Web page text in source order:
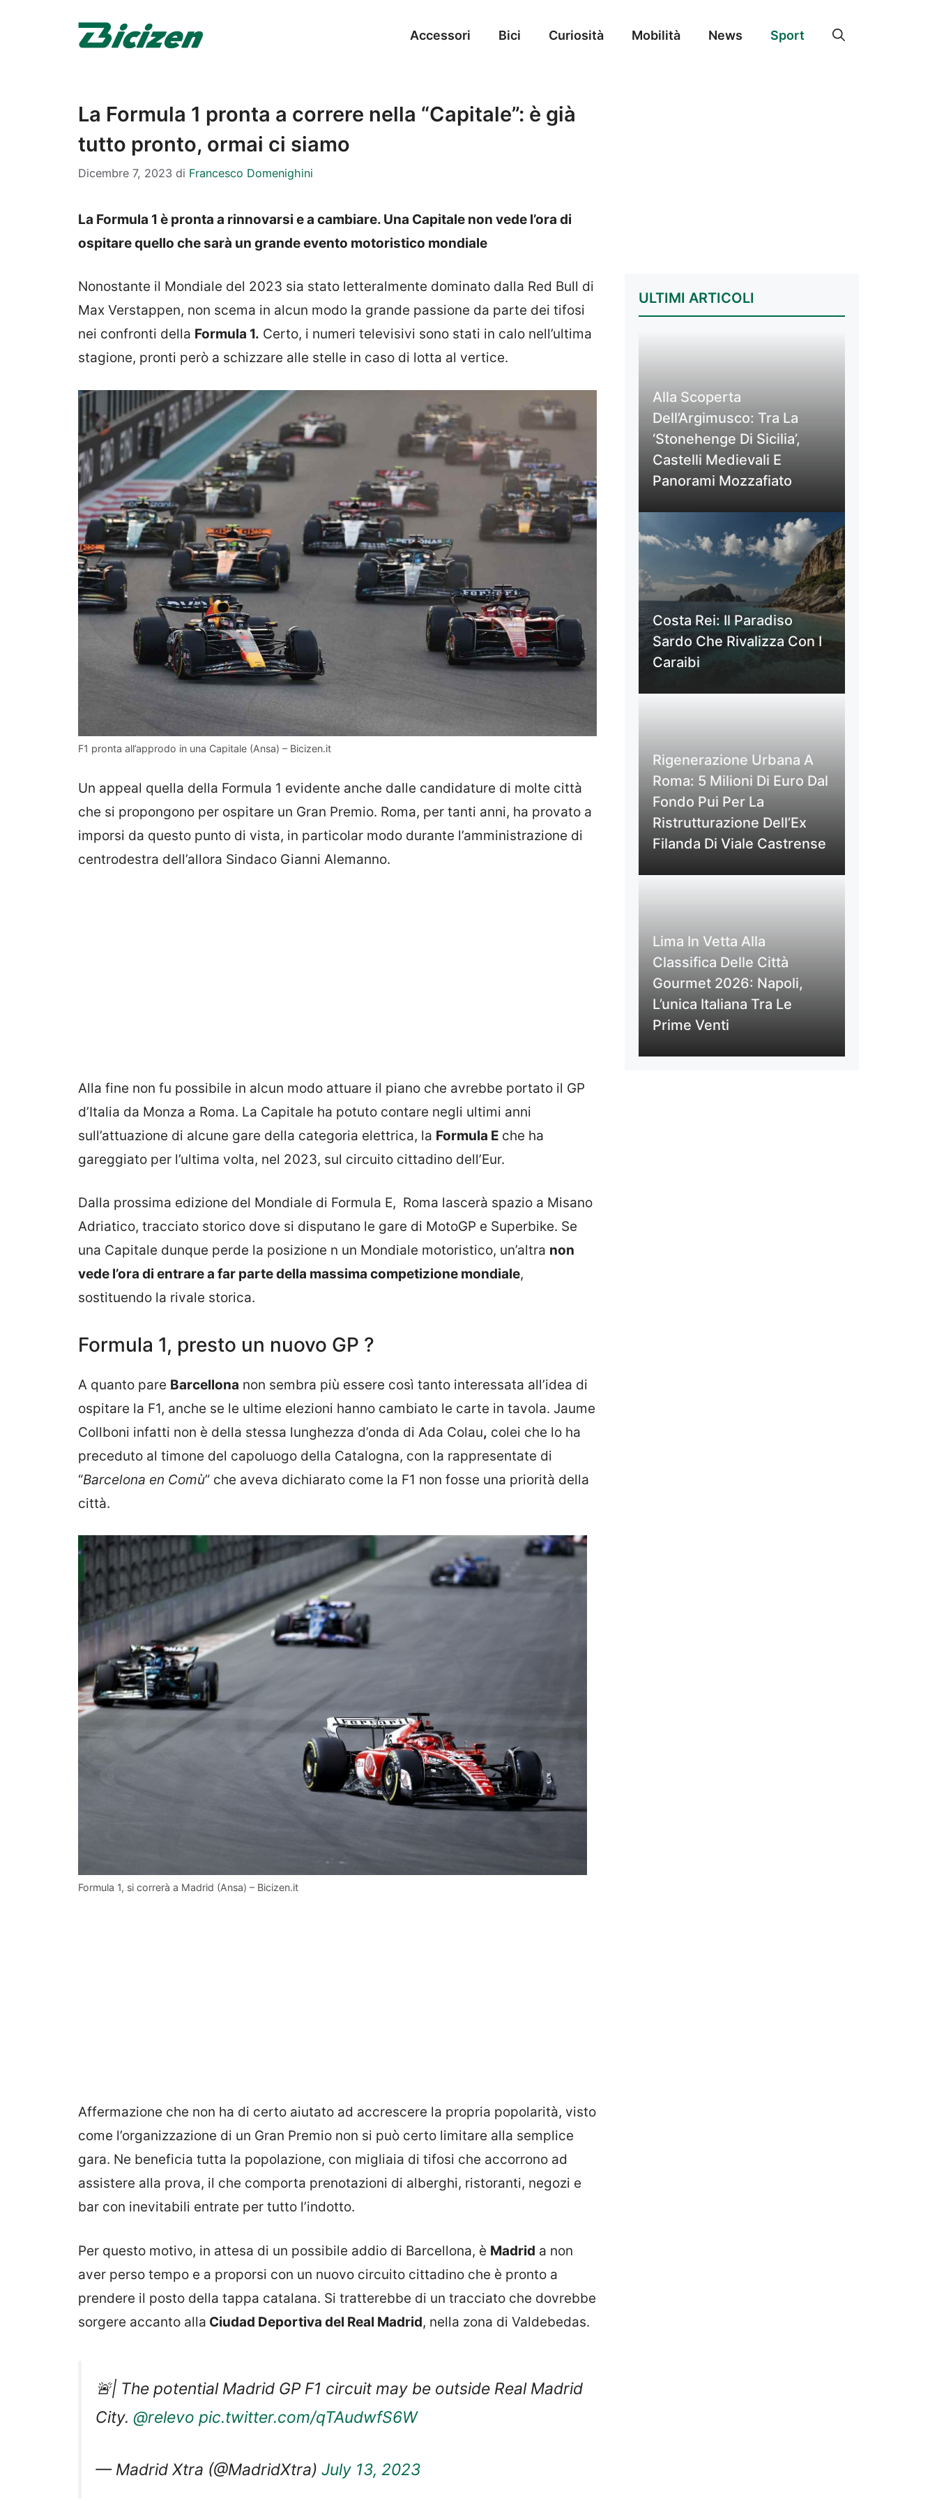
Accessori Bici Curiosità Mobilità News Sport
La Formula 1 pronta a correre nella “Capitale”: è già
tutto pronto, ormai ci siamo
Dicembre 7, 2023 di Francesco Domenighini
La Formula 1 è pronta a rinnovarsi e a cambiare. Una Capitale non vede l’ora di
ospitare quello che sarà un grande evento motoristico mondiale
Nonostante il Mondiale del 2023 sia stato letteralmente dominato dalla Red Bull di
Max Verstappen, non scema in alcun modo la grande passione da parte dei tifosi
nei confronti della Formula 1. Certo, i numeri televisivi sono stati in calo nell’ultima
stagione, pronti però a schizzare alle stelle in caso di lotta al vertice.
F1 pronta all’approdo in una Capitale (Ansa) – Bicizen.it
Un appeal quella della Formula 1 evidente anche dalle candidature di molte città
che si propongono per ospitare un Gran Premio. Roma, per tanti anni, ha provato a
imporsi da questo punto di vista, in particolar modo durante l’amministrazione di
centrodestra dell’allora Sindaco Gianni Alemanno.
Alla fine non fu possibile in alcun modo attuare il piano che avrebbe portato il GP
d’Italia da Monza a Roma. La Capitale ha potuto contare negli ultimi anni
sull’attuazione di alcune gare della categoria elettrica, la Formula E che ha
gareggiato per l’ultima volta, nel 2023, sul circuito cittadino dell’Eur.
Dalla prossima edizione del Mondiale di Formula E, Roma lascerà spazio a Misano
Adriatico, tracciato storico dove si disputano le gare di MotoGP e Superbike. Se
una Capitale dunque perde la posizione n un Mondiale motoristico, un’altra non
vede l’ora di entrare a far parte della massima competizione mondiale,
sostituendo la rivale storica.
Formula 1, presto un nuovo GP ?
A quanto pare Barcellona non sembra più essere così tanto interessata all’idea di
ospitare la F1, anche se le ultime elezioni hanno cambiato le carte in tavola. Jaume
Collboni infatti non è della stessa lunghezza d’onda di Ada Colau, colei che lo ha
preceduto al timone del capoluogo della Catalogna, con la rappresentate di
“Barcelona en Comù” che aveva dichiarato come la F1 non fosse una priorità della
città.
Formula 1, si correrà a Madrid (Ansa) – Bicizen.it
Affermazione che non ha di certo aiutato ad accrescere la propria popolarità, visto
come l’organizzazione di un Gran Premio non si può certo limitare alla semplice
gara. Ne beneficia tutta la popolazione, con migliaia di tifosi che accorrono ad
assistere alla prova, il che comporta prenotazioni di alberghi, ristoranti, negozi e
bar con inevitabili entrate per tutto l’indotto.
Per questo motivo, in attesa di un possibile addio di Barcellona, è Madrid a non
aver perso tempo e a proporsi con un nuovo circuito cittadino che è pronto a
prendere il posto della tappa catalana. Si tratterebbe di un tracciato che dovrebbe
sorgere accanto alla Ciudad Deportiva del Real Madrid, nella zona di Valdebedas.
🚨| The potential Madrid GP F1 circuit may be outside Real Madrid
City. @relevo pic.twitter.com/qTAudwfS6W
— Madrid Xtra (@MadridXtra) July 13, 2023
ULTIMI ARTICOLI
Alla Scoperta
Dell’Argimusco: Tra La
‘Stonehenge Di Sicilia’,
Castelli Medievali E
Panorami Mozzafiato
Costa Rei: Il Paradiso
Sardo Che Rivalizza Con I
Caraibi
Rigenerazione Urbana A
Roma: 5 Milioni Di Euro Dal
Fondo Pui Per La
Ristrutturazione Dell’Ex
Filanda Di Viale Castrense
Lima In Vetta Alla
Classifica Delle Città
Gourmet 2026: Napoli,
L’unica Italiana Tra Le
Prime Venti